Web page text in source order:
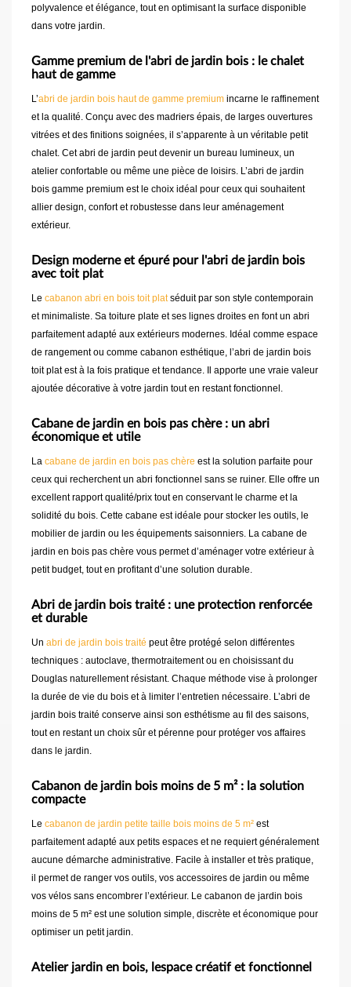
polyvalence et élégance, tout en optimisant la surface disponible
dans votre jardin.
Gamme premium de l'abri de jardin bois : le chalet
haut de gamme
L’abri de jardin bois haut de gamme premium incarne le raffinement
et la qualité. Conçu avec des madriers épais, de larges ouvertures
vitrées et des finitions soignées, il s’apparente à un véritable petit
chalet. Cet abri de jardin peut devenir un bureau lumineux, un
atelier confortable ou même une pièce de loisirs. L’abri de jardin
bois gamme premium est le choix idéal pour ceux qui souhaitent
allier design, confort et robustesse dans leur aménagement
extérieur.
Design moderne et épuré pour l'abri de jardin bois
avec toit plat
Le cabanon abri en bois toit platséduit par son style contemporain
et minimaliste. Sa toiture plate et ses lignes droites en font un abri
parfaitement adapté aux extérieurs modernes. Idéal comme espace
de rangement ou comme cabanon esthétique, l’abri de jardin bois
toit plat est à la fois pratique et tendance. Il apporte une vraie valeur
ajoutée décorative à votre jardin tout en restant fonctionnel.
Cabane de jardin en bois pas chère : un abri
économique et utile
La cabane de jardin en bois pas chère est la solution parfaite pour
ceux qui recherchent un abri fonctionnel sans se ruiner. Elle offre un
excellent rapport qualité/prix tout en conservant le charme et la
solidité du bois. Cette cabane est idéale pour stocker les outils, le
mobilier de jardin ou les équipements saisonniers. La cabane de
jardin en bois pas chère vous permet d’aménager votre extérieur à
petit budget, tout en profitant d’une solution durable.
Abri de jardin bois traité : une protection renforcée
et durable
Un abri de jardin bois traité peut être protégé selon différentes
techniques : autoclave, thermotraitement ou en choisissant du
Douglas naturellement résistant. Chaque méthode vise à prolonger
la durée de vie du bois et à limiter l’entretien nécessaire. L’abri de
jardin bois traité conserve ainsi son esthétisme au fil des saisons,
tout en restant un choix sûr et pérenne pour protéger vos affaires
dans le jardin.
Cabanon de jardin bois moins de 5 m² : la solution
compacte
Le cabanon de jardin petite taille bois moins de 5 m² est
parfaitement adapté aux petits espaces et ne requiert généralement
aucune démarche administrative. Facile à installer et très pratique,
il permet de ranger vos outils, vos accessoires de jardin ou même
vos vélos sans encombrer l’extérieur. Le cabanon de jardin bois
moins de 5 m² est une solution simple, discrète et économique pour
optimiser un petit jardin.
Atelier jardin en bois, lespace créatif et fonctionnel